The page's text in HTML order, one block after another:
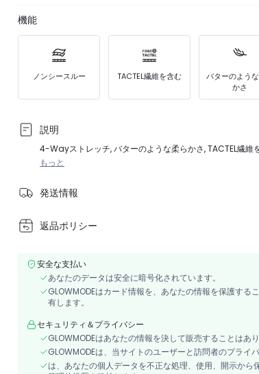
機能
ノンシースルー TACTEL繊維を含む
バターのよう
かさ
説明
4-Wayストレッチ, バターのような柔らかさ, TACTEL繊維
もっと
発送情報
返品ポリシー
安全な支払い
あなたのデータは安全に暗号化されています。
GLOWMODEはカード情報を、あなたの情報を保護す
有します。
セキュリティ＆プライバシー
GLOWMODEはあなたの情報を決して販売することはあり
GLOWMODEは、当サイトのユーザーと訪問者のプライ
は、あなたの個人データを不正な処理、使用、開示か